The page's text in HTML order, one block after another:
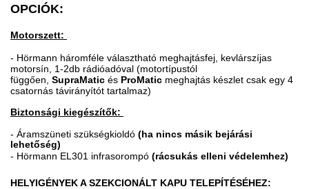
OPCIÓK:
Motorszett:
- Hörmann háromféle választható meghajtásfej, kevlárszíjas
motorsín, 1-2db rádióadóval (motortípustól
függően, SupraMatic és ProMatic meghajtás készlet csak egy 4
csatornás távirányítót tartalmaz)
Biztonsági kiegészítők:
- Áramszüneti szükségkioldó (ha nincs másik bejárási
lehetőség)
- Hörmann EL301 infrasorompó (rácsukás elleni védelemhez)
HELYIGÉNYEK A SZEKCIONÁLT KAPU TELEPÍTÉSÉHEZ: